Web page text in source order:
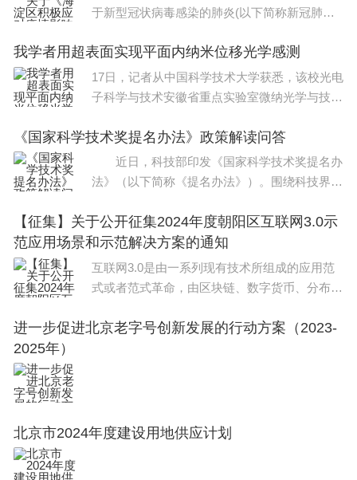
于新型冠状病毒感染的肺炎(以下简称新冠肺炎)
生产经营影响，帮助企业共渡难关和稳定发展，
国务院、北
我学者用超表面实现平面内纳米位移光学感测
17日，记者从中国科学技术大学获悉，该校光电
子科学与技术安徽省重点实验室微纳光学与技术
超表面，并用该表面将二维平面的位移信息映射
为双通道偏光干涉的光强变化，实现了平面内
《国家科学技术奖提名办法》政策解读问答
近日，科技部印发《国家科学技术奖提名办
法》（以下简称《提名办法》）。围绕科技界关
关负责同志解答如下。 1.《提名办法》制定
出台的背景是什么?
【征集】关于公开征集2024年度朝阳区互联网3.0示
范应用场景和示范解决方案的通知
互联网3.0是由一系列现有技术所组成的应用范
式或者范式革命，由区块链、数字货币、分布式
技术等共同组成未来互联网3.0技术体系。在数
进一步促进北京老字号创新发展的行动方案（2023-
2025年）
北京市2024年度建设用地供应计划